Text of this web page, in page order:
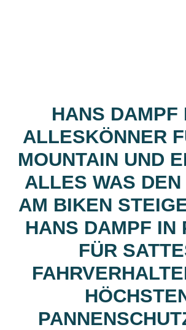
HANS DAMPF
ALLESKÖNNER
MOUNTAIN UND
ALLES WAS DEN
M BIKEN
ANS DAMPF IN
ÜR SATTES
AHRVERHALTEN
ÖCHSTEN
ANNENSCHUTZ